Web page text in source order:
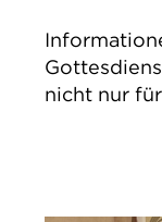
nicht nur